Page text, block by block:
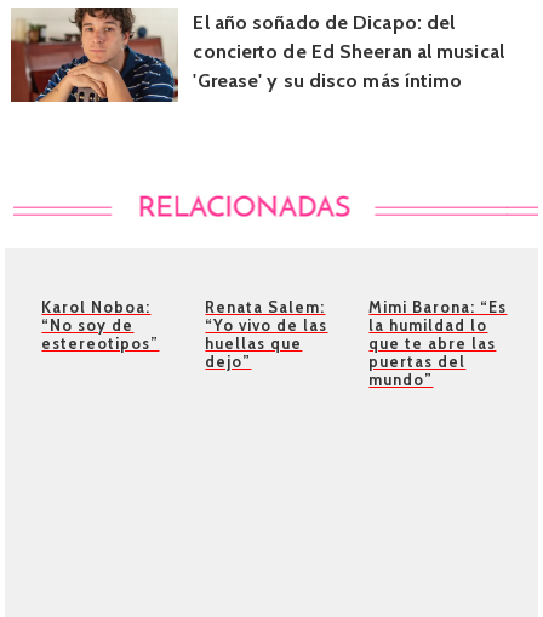
El año soñado de Dicapo: del
concierto de Ed Sheeran al musical
'Grease' y su disco más íntimo
Karol Noboa:
“No soy de
estereotipos”
Renata Salem:
“Yo vivo de las
huellas que
dejo”
Mimi Barona: “Es
la humildad lo
que te abre las
puertas del
mundo”